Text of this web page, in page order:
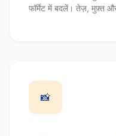
फॉर्मेट में बदलें। तेज़, मुफ़्त और
📸